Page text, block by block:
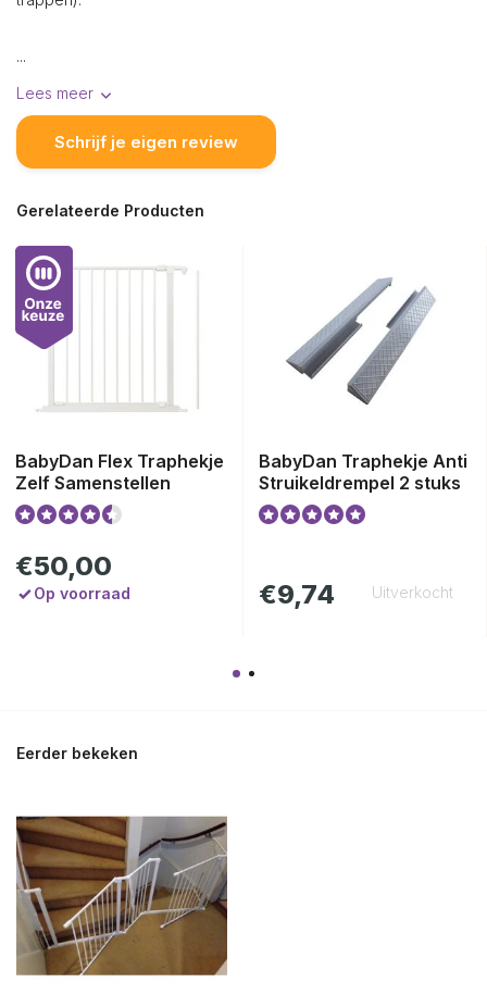
...
Lees meer
Schrijf je eigen review
Gerelateerde Producten
BabyDan Flex Traphekje
Zelf Samenstellen
€50,00
Op voorraad
BabyDan Traphekje Anti
Struikeldrempel 2 stuks
€9,74 Uitverkocht
Eerder bekeken